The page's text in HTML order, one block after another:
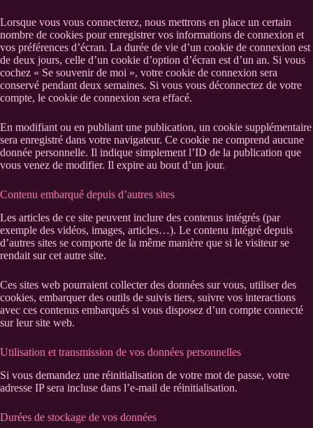
Lorsque vous vous connecterez, nous mettrons en place un certain
nombre de cookies pour enregistrer vos informations de connexion et
vos préférences d’écran. La durée de vie d’un cookie de connexion est
de deux jours, celle d’un cookie d’option d’écran est d’un an. Si vous
cochez « Se souvenir de moi », votre cookie de connexion sera
conservé pendant deux semaines. Si vous vous déconnectez de votre
compte, le cookie de connexion sera effacé.
En modifiant ou en publiant une publication, un cookie supplémentaire
sera enregistré dans votre navigateur. Ce cookie ne comprend aucune
donnée personnelle. Il indique simplement l’ID de la publication que
vous venez de modifier. Il expire au bout d’un jour.
Contenu embarqué depuis d’autres sites
Les articles de ce site peuvent inclure des contenus intégrés (par
exemple des vidéos, images, articles…). Le contenu intégré depuis
d’autres sites se comporte de la même manière que si le visiteur se
rendait sur cet autre site.
Ces sites web pourraient collecter des données sur vous, utiliser des
cookies, embarquer des outils de suivis tiers, suivre vos interactions
avec ces contenus embarqués si vous disposez d’un compte connecté
sur leur site web.
Utilisation et transmission de vos données personnelles
Si vous demandez une réinitialisation de votre mot de passe, votre
adresse IP sera incluse dans l’e-mail de réinitialisation.
Durées de stockage de vos données